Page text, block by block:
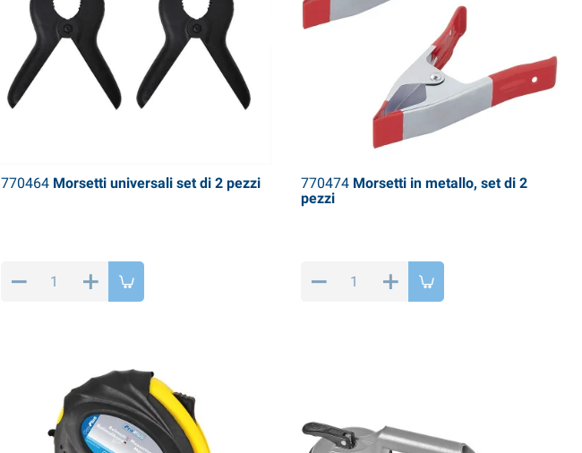
770464Morsetti universali set di 2 pezzi 770474Morsetti in metallo, set di 2
pezzi